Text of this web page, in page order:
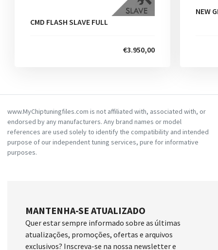
CMD FLASH SLAVE FULL
€3.950,00
NEW
www.MyChiptuningfiles.com is not affiliated with, associated with, or
endorsed by any manufacturers. Any brand names or model
references are used solely to identify the compatibility and intended
purpose of our independent tuning services, pure for informative
purposes.
MANTENHA-SE ATUALIZADO
Quer estar sempre informado sobre as últimas
atualizações, promoções, ofertas e arquivos
exclusivos? Inscreva-se na nossa newsletter e